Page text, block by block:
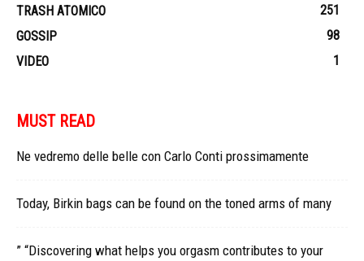
TRASH ATOMICO
251
GOSSIP
98
VIDEO
1
MUST READ
Ne vedremo delle belle con Carlo Conti prossimamente
Today, Birkin bags can be found on the toned arms of many
” “Discovering what helps you orgasm contributes to your